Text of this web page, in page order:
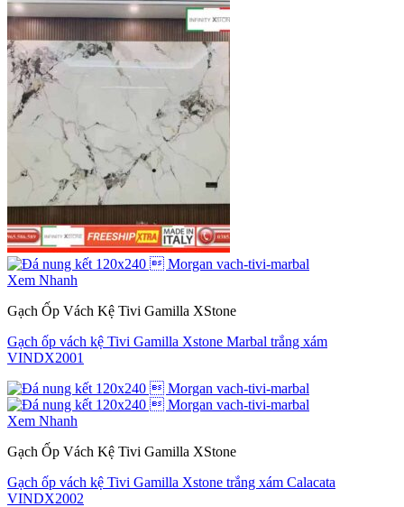
Xem Nhanh
Gạch Ốp Vách Kệ Tivi Gamilla XStone
Gạch ốp vách kệ Tivi Gamilla Xstone Marbal trắng xám
VINDX2001
Xem Nhanh
Gạch Ốp Vách Kệ Tivi Gamilla XStone
Gạch ốp vách kệ Tivi Gamilla Xstone trắng xám Calacata
VINDX2002